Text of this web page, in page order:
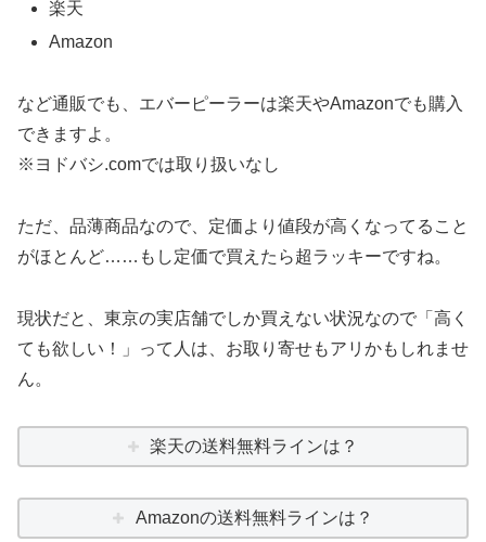
楽天
Amazon
など通販でも、エバーピーラーは楽天やAmazonでも購入
できますよ。
※ヨドバシ.comでは取り扱いなし
ただ、品薄商品なので、定価より値段が高くなってること
がほとんど……もし定価で買えたら超ラッキーですね。
現状だと、東京の実店舗でしか買えない状況なので「高く
ても欲しい！」って人は、お取り寄せもアリかもしれませ
ん。
楽天の送料無料ラインは？
Amazonの送料無料ラインは？